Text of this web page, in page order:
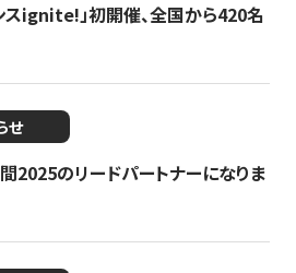
スignite!」初開催、全国から420名
せ
2025のリードパートナーになりま